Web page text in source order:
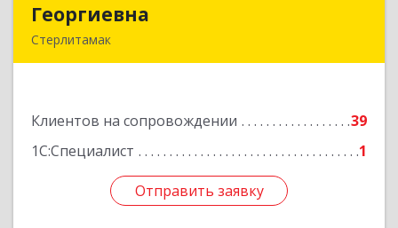
Георгиевна
Стерлитамак
Клиентов на сопровождении
39
1С:Специалист
1
Отправить заявку
Подробнее
Отправить заявку